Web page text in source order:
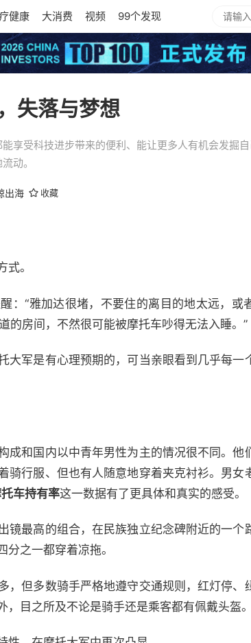
健康 大消费 视频 99个发现
失落与梦想
享受科技进步带来的便利、能让更多人有机会发掘
动。
出海 收藏
。
：“雅加达很堵，不要住的离目的地太远，或
的房间，不然很可能被摩托车吵得无法入睡。”
大军是有心理预期的，可当亲眼看到几乎每一
成和国内以中青年男性为主的情况很不同。他
骑行服、但也有人随意地穿着夹克衬衫。男女
车持有率这一数据有了更具体和真实的感受。
镜最高的组合，在民族独立纪念碑附近的一个
之一都穿着凉拖。
，但多数骑手严格地遵守交通规则，红灯停、
目之所及不论是骑手还是乘客都有佩戴头盔。